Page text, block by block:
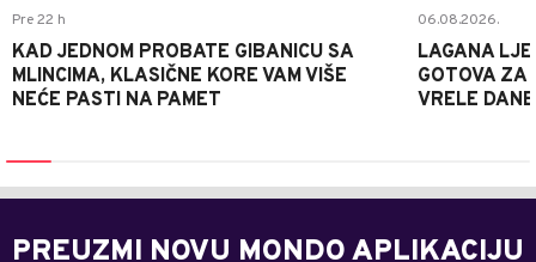
Pre 22 h
KAD JEDNOM PROBATE GIBANICU SA
MLINCIMA, KLASIČNE KORE VAM VIŠE
NEĆE PASTI NA PAMET
06.08.2026.
LAGANA
GOTOVA ZA
VRELE DANE
PREUZMI NOVU MONDO APLIKACIJU